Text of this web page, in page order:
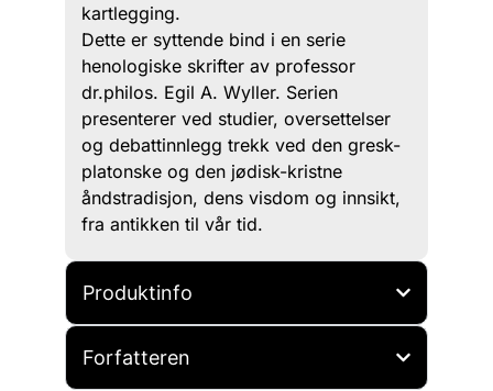
kartlegging.
Dette er syttende bind i en serie
henologiske skrifter av professor
dr.philos. Egil A. Wyller. Serien
presenterer ved studier, oversettelser
og debattinnlegg trekk ved den gresk-
platonske og den jødisk-kristne
åndstradisjon, dens visdom og innsikt,
fra antikken til vår tid.
Produktinfo
Forfatteren